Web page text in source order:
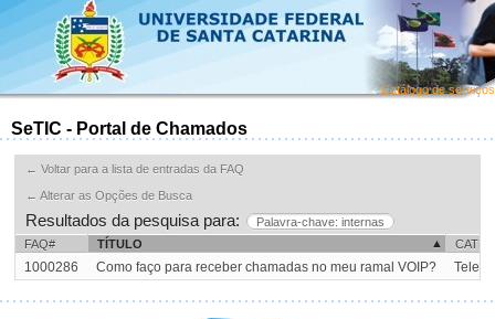
Catálogo de serviços
SeTIC - Portal de Chamados
← Voltar para a lista de entradas da FAQ
← Alterar as Opções de Busca
Resultados da pesquisa para:
Palavra-chave: internas
FAQ#
TÍTULO
1000286 Como faço para receber chamadas no meu ramal VOIP?